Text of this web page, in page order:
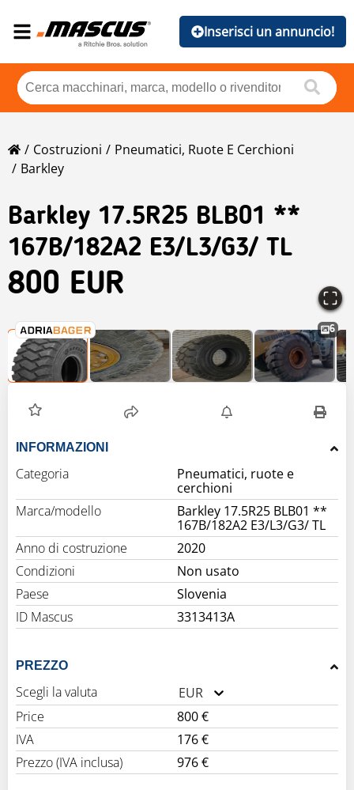
Inserisci un annuncio!
Costruzioni
Pneumatici, Ruote E Cerchioni
Barkley
Barkley 17.5R25 BLB01 **
167B/182A2 E3/L3/G3/ TL
800 EUR
6
INFORMAZIONI
Categoria
Pneumatici, ruote e
cerchioni
Marca/modello
Barkley 17.5R25 BLB01 **
167B/182A2 E3/L3/G3/ TL
Anno di costruzione
2020
Condizioni
Non usato
Paese
Slovenia
ID Mascus
3313413A
PREZZO
Scegli la valuta
EUR
Price
800 €
IVA
176 €
Prezzo (IVA inclusa)
976 €